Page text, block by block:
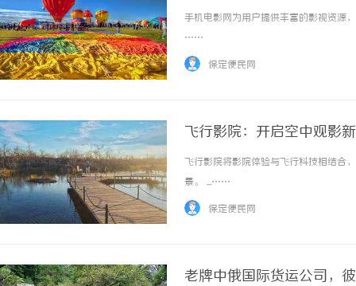
手机电影网为用户提供丰富的影视资源
……
保定便民网
飞行影院：开启空中观影
飞行影院将影院体验与飞行科技相结合
景。 ...……
保定便民网
老牌中俄国际货运公司，